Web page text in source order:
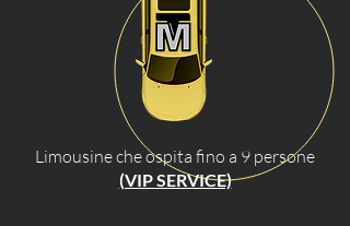
Limousine che ospita fino a 9 persone
(VIP SERVICE)